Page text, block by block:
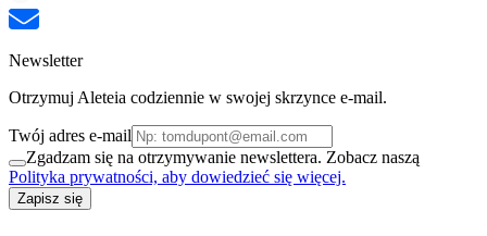
Newsletter
Otrzymuj Aleteia codziennie w swojej skrzynce e-mail.
Twój adres e-mail
Zgadzam się na otrzymywanie newslettera. Zobacz naszą
Polityka prywatności, aby dowiedzieć się więcej.
Zapisz się